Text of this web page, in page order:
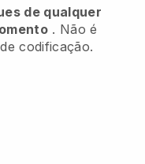
de qualquer
. Não é
codificação.